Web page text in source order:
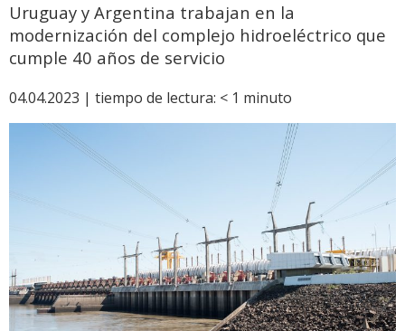
Uruguay y Argentina trabajan en la
modernización del complejo hidroeléctrico que
cumple 40 años de servicio
04.04.2023 | tiempo de lectura: < 1 minuto